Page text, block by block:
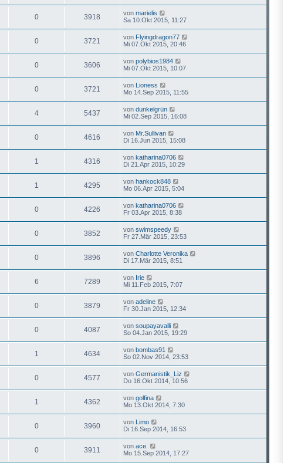
0 3918 von marielis
Sa 10.Okt 2015, 11:27
0 3721 von Flyingdragon77
Mi 07.Okt 2015, 20:46
0 3606 von polybios1984
Mi 07.Okt 2015, 10:07
0 3721 von Lioness
Mo 14.Sep 2015, 11:55
4 5437 von dunkelgrün
Mi 02.Sep 2015, 16:08
0 4616 von Mr.Sullivan
Di 16.Jun 2015, 15:08
1 4316 von katharina0706
Di 21.Apr 2015, 10:29
1 4295 von hankock848
Mo 06.Apr 2015, 5:04
0 4226 von katharina0706
Fr 03.Apr 2015, 8:38
0 3852 von swimspeedy
Fr 27.Mär 2015, 23:53
0 3896 von Charlotte Veronika
Di 17.Mär 2015, 8:51
6 7289 von Irie
Mi 11.Feb 2015, 7:07
0 3879 von adeline
Fr 30.Jan 2015, 12:34
0 4087 von soupayavalli
So 04.Jan 2015, 19:29
1 4634 von bombas91
So 02.Nov 2014, 23:53
0 4577 von Germanistik_Liz
Do 16.Okt 2014, 10:56
1 4362 von golfina
Mo 13.Okt 2014, 7:30
0 3960 von Limo
Di 16.Sep 2014, 16:53
0 3911 von ace.
Mo 15.Sep 2014, 17:27